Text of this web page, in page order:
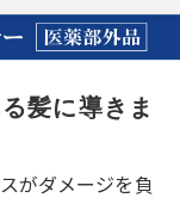
髪に導きま
がダメージを負